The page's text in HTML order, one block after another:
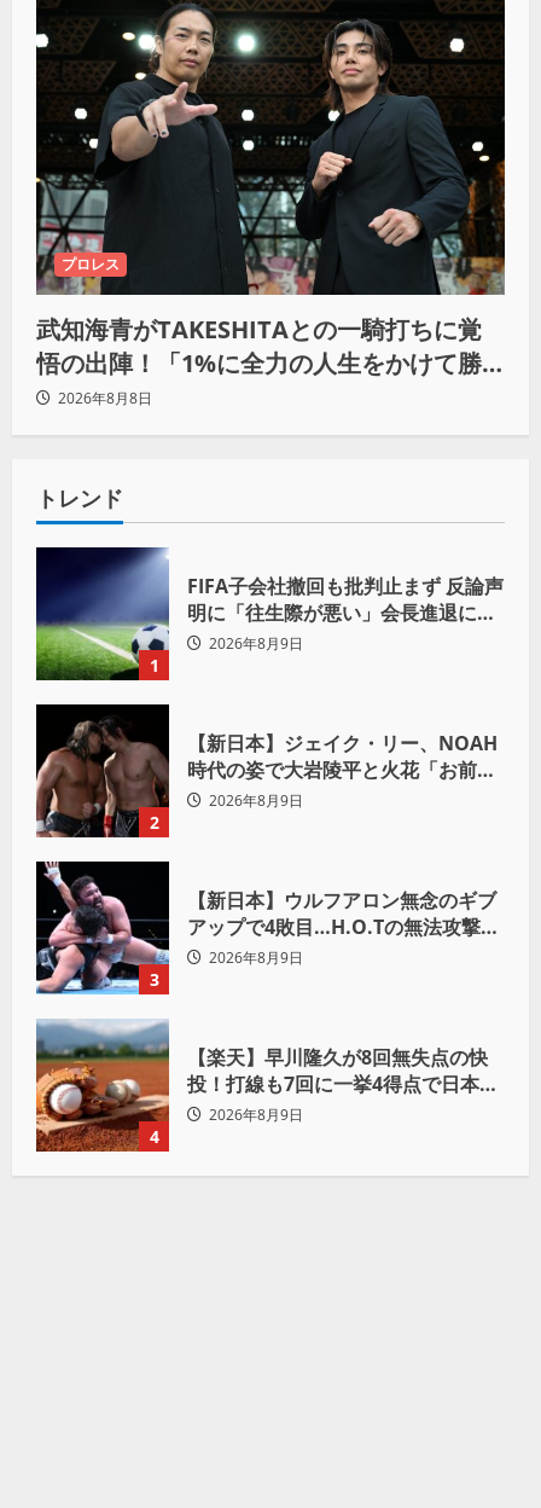
プロレス
武知海青がTAKESHITAとの一騎打ちに覚
悟の出陣！「1%に全力の人生をかけて勝
ちにいきたい」
2026年8月8日
トレンド
1
FIFA子会社撤回も批判止まず 反論声
明に「往生際が悪い」会長進退に注
目 2026年8月9日
2
【新日本】ジェイク・リー、NOAH
時代の姿で大岩陵平と火花「お前の
おかげで、忘れてたもの思い出した
2026年8月9日
3
【新日本】ウルフアロン無念のギブ
アップで4敗目…H.O.Tの無法攻撃に
屈す「まだまだ俺自身の力はこんな
2026年8月9日
4
【楽天】早川隆久が8回無失点の快
投！打線も7回に一挙4得点で日本ハ
ムを完封
2026年8月9日